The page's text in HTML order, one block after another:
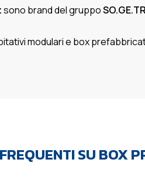
sono brand del gruppo
modulari e box
SU BOX